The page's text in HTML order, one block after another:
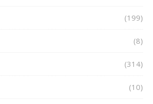
(199)
(8)
(314)
(10)